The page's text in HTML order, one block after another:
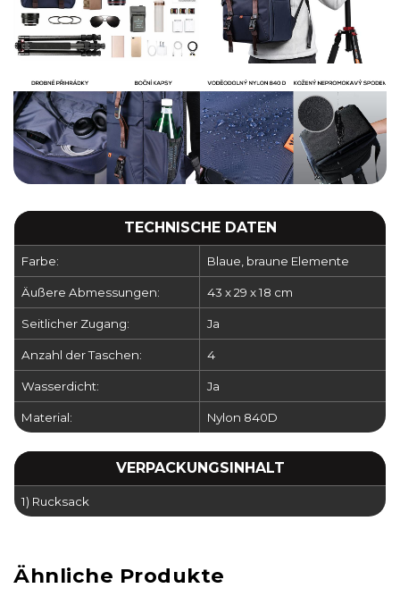
TECHNISCHE DATEN
Farbe: Blaue, braune Elemente
Äußere Abmessungen: 43 x 29 x 18 cm
Seitlicher Zugang: Ja
Anzahl der Taschen: 4
Wasserdicht: Ja
Material: Nylon 840D
VERPACKUNGSINHALT
1) Rucksack